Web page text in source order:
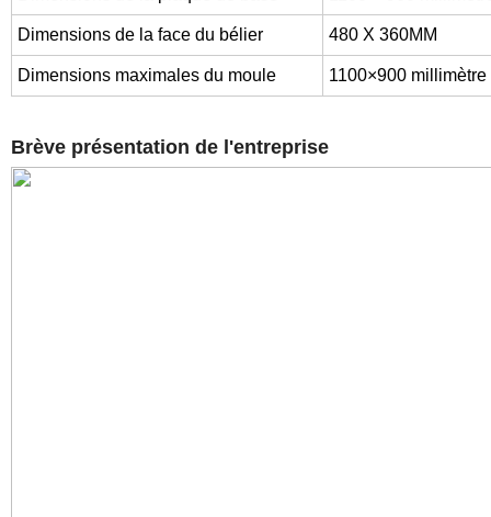
Dimensions de la face du bélier 480 X 360MM
Dimensions maximales du moule 1100×900 millimètre
Brève présentation de l'entreprise